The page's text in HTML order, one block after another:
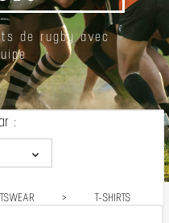
de rugby avec
> T-SHIRTS
: